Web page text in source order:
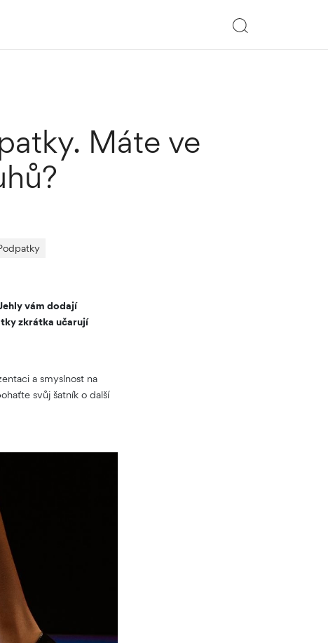
Máte ve
vám dodají
zkrátka učarují
a smyslnost na
svůj šatník o další